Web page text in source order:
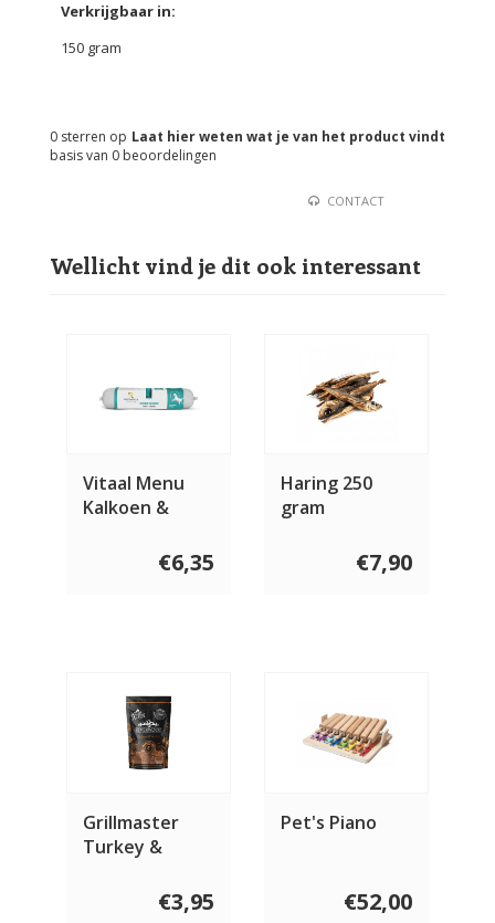
Verkrijgbaar in:
150 gram
Laat hier weten wat je van het product vindt
0 sterren op
basis van 0 beoordelingen
CONTACT
Wellicht vind je dit ook interessant
Vitaal Menu
Kalkoen &
€6,35
Haring 250
gram
€7,90
Grillmaster
Turkey &
€3,95
Pet's Piano
€52,00